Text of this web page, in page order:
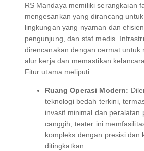
RS Mandaya memiliki serangkaian
mengesankan yang dirancang
lingkungan yang nyaman dan
pengunjung, dan staf medis.
direncanakan dengan cermat untuk
alur kerja dan memastikan
Fitur utama meliputi:
Ruang Operasi Modern:
teknologi bedah terkini,
invasif minimal dan peralatan
canggih, teater ini
kompleks dengan presisi dan
ditingkatkan.